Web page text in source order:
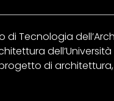
di Tecnologia
di